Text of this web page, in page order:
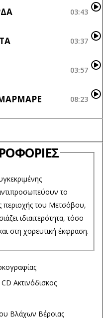
03:43
03:37
03:57
08:23
το
περιοχής του Μετσόβου,
ιδιαιτερότητα, τόσο
στη χορευτική έκφραση.
CD Ακτινόδισκος
Βλάχων Βέροιας